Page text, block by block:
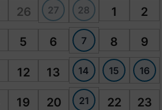
26 27 28 1 2
5 6 7 8 9
12 13 14 15 16
19 20 21 22 23